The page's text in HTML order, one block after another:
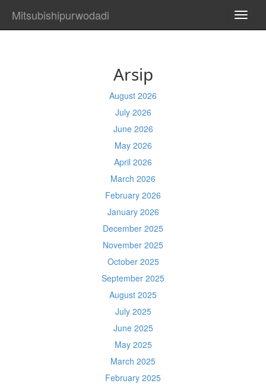
Mitsubishipurwodadi
Arsip
August 2026
July 2026
June 2026
May 2026
April 2026
March 2026
February 2026
January 2026
December 2025
November 2025
October 2025
September 2025
August 2025
July 2025
June 2025
May 2025
March 2025
February 2025